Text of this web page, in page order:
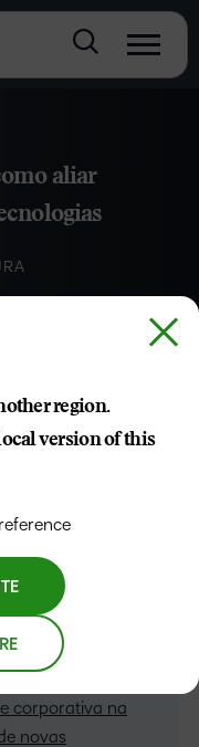
aliar
através da
tecnologias
corporativa?
corporativa na
novas
region.
version of this